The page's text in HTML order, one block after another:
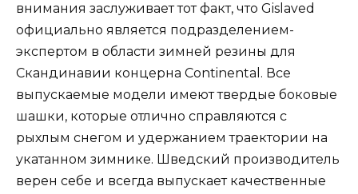
внимания заслуживает тот факт, что Gislaved
официально является подразделением-
экспертом в области зимней резины для
Скандинавии концерна Continental. Все
выпускаемые модели имеют твердые боковые
шашки, которые отлично справляются с
рыхлым снегом и удержанием траектории на
укатанном зимнике. Шведский производитель
верен себе и всегда выпускает качественные